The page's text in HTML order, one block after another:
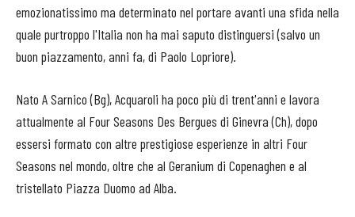
emozionatissimo ma determinato nel portare avanti una sfida nella
quale purtroppo l'Italia non ha mai saputo distinguersi (salvo un
buon piazzamento, anni fa, di Paolo Lopriore).
Nato A Sarnico (Bg), Acquaroli ha poco più di trent'anni e lavora
attualmente al Four Seasons Des Bergues di Ginevra (Ch), dopo
essersi formato con altre prestigiose esperienze in altri Four
Seasons nel mondo, oltre che al Geranium di Copenaghen e al
tristellato Piazza Duomo ad Alba.